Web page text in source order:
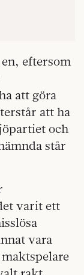
eftersom
att göra
att ha
och
står
varit ett
vara